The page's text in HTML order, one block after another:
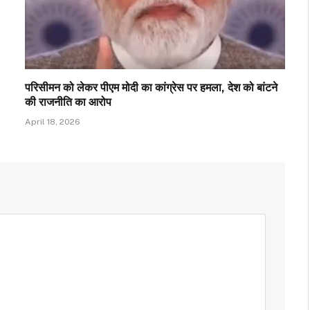
परिसीमन को लेकर पीएम मोदी का कांग्रेस पर हमला, देश को बांटने
की राजनीति का आरोप
April 18, 2026